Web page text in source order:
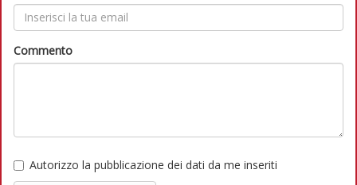
Commento
Autorizzo la pubblicazione dei dati da me inseriti